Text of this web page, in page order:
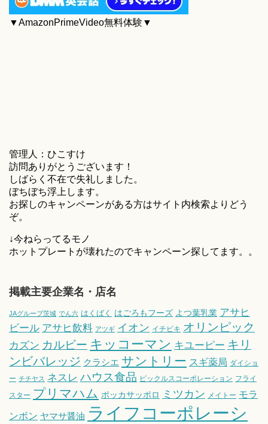
▼AmazonPrimeVideo無料体験▼
管理人：ひこすけ
訪問ありがとうございます！
しばらく不在で失礼しました。
ぼちぼち浮上します。
お探しのキャンペーンがある方はサイト内検索よりどう
ぞ。
↓今ねらってるモノ
ホットプレートが壊れたのでキャンペーン探してます。。
掲載主要企業名・店名
JAグループ茨城 でん六 はくばく はごろもフーズ よつ葉乳業 アサヒ
ビール アサヒ飲料 アツギ イオン イチビキ オリンピック
カズン カルビー キッコーマン キユーピー キリ
ンビバレッジ クラシエ サントリー スギ薬局 ダイショ
ー チチヤス ネスレ ハウス食品 ピックルスコーポレーション フライ
スター プリマハム ポッカサッポロ ミツカン メイトー モラ
ンボン ヤマサ醤油 ライフコーポレーシ